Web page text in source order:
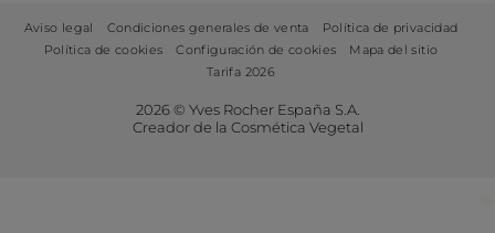
Aviso legal Condiciones generales de venta
Política de privacidad
Política de cookies
Configuración de cookies
Mapa del sitio
Tarifa 2026
2026 © Yves Rocher España S.A.
Creador de la Cosmética Vegetal